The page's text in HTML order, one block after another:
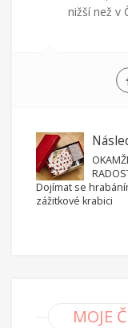
nižší než v
Dojímat se
zážitkové krabici
MOJE